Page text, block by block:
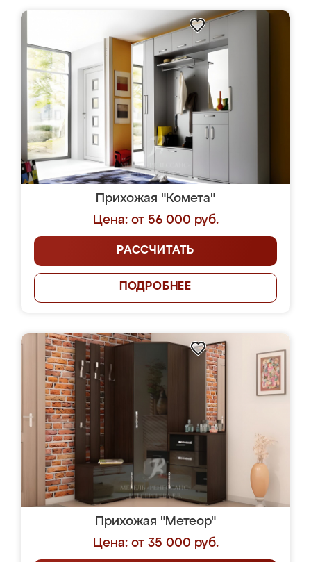
Прихожая "Комета"
Цена: от 56 000 руб.
РАССЧИТАТЬ
ПОДРОБНЕЕ
Прихожая "Метеор"
Цена: от 35 000 руб.